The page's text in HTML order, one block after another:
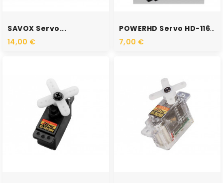
SAVOX Servo...
14,00 €
POWERHD Servo HD-1160A
7,00 €